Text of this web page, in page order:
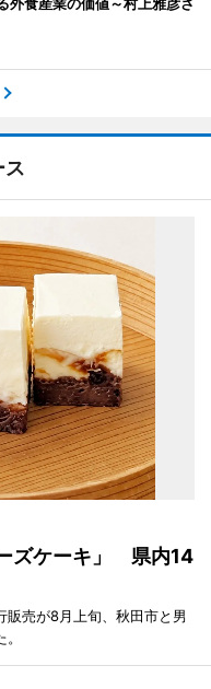
ス
ズケーキ」 県内14
販売が8月上旬、秋田市と男